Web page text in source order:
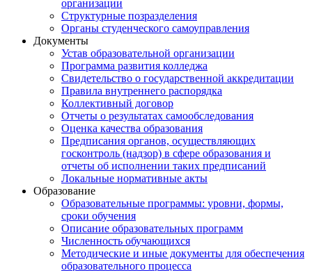
организации
Структурные позразделения
Органы студенческого самоуправления
Документы
Устав образовательной организации
Программа развития колледжа
Свидетельство о государственной аккредитации
Правила внутреннего распорядка
Коллективный договор
Отчеты о результатах самообследования
Оценка качества образования
Предписания органов, осуществляющих
госконтроль (надзор) в сфере образования и
отчеты об исполнении таких предписаний
Локальные нормативные акты
Образование
Образовательные программы: уровни, формы,
сроки обучения
Описание образовательных программ
Численность обучающихся
Методические и иные документы для обеспечения
образовательного процесса